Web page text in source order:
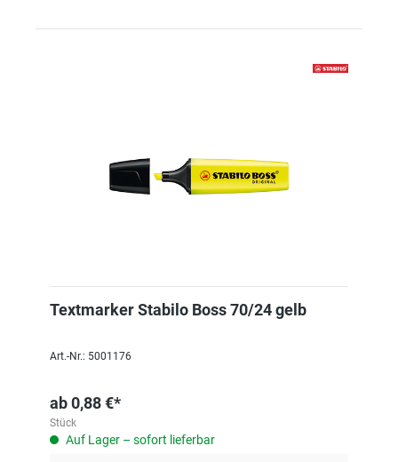
Textmarker Stabilo Boss 70/24 gelb
Art.-Nr.: 5001176
ab0,88 €*
Stück
Auf Lager – sofort lieferbar